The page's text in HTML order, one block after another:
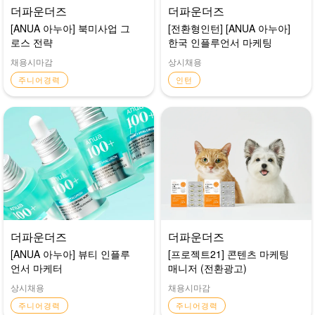
더파운더즈
[ANUA 아누아] 북미사업 그
로스 전략
채용시마감
주니어경력
더파운더즈
[전환형인턴] [ANUA 아누아]
한국 인플루언서 마케팅
상시채용
인턴
더파운더즈
[ANUA 아누아] 뷰티 인플루
언서 마케터
상시채용
주니어경력
더파운더즈
[프로젝트21] 콘텐츠 마케팅
매니저 (전환광고)
채용시마감
주니어경력